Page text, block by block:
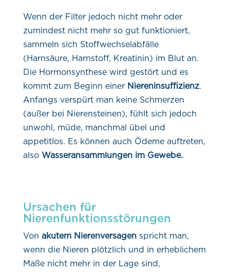
Wenn der Filter jedoch nicht mehr oder
zumindest nicht mehr so gut funktioniert,
sammeln sich Stoffwechselabfälle
(Harnsäure, Harnstoff, Kreatinin) im Blut an.
Die Hormonsynthese wird gestört und es
kommt zum Beginn einer Niereninsuffizienz.
Anfangs verspürt man keine Schmerzen
(außer bei Nierensteinen), fühlt sich jedoch
unwohl, müde, manchmal übel und
appetitlos. Es können auch Ödeme auftreten,
also Wasseransammlungen im Gewebe.
Ursachen für
Nierenfunktionsstörungen
Von akutem Nierenversagenspricht man,
wenn die Nieren plötzlich und in erheblichem
Maße nicht mehr in der Lage sind,